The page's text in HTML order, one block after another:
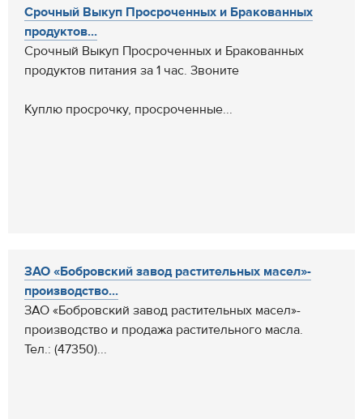
Срочный Выкуп Просроченных и Бракованных
продуктов...
Срочный Выкуп Просроченных и Бракованных
продуктов питания за 1 час. Звоните
Куплю просрочку, просроченные...
ЗАО «Бобровский завод растительных масел»-
производство...
ЗАО «Бобровский завод растительных масел»-
производство и продажа растительного масла.
Тел.: (47350)...